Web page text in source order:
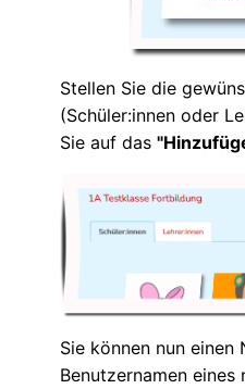
Stellen Sie die
(Schüler:innen oder
Sie auf das
Sie können nun einen
Benutzernamen eines